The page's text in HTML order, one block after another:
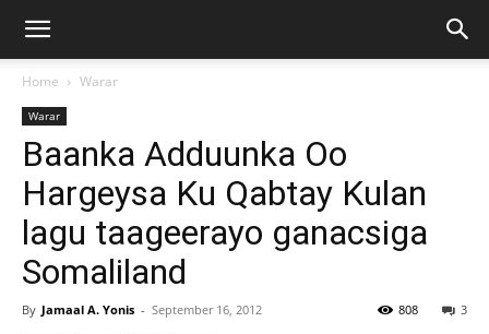
Home Warar
Warar
Baanka Adduunka Oo
Hargeysa Ku Qabtay Kulan
lagu taageerayo ganacsiga
Somaliland
By Jamaal A. Yonis - September 16, 2012 3
808